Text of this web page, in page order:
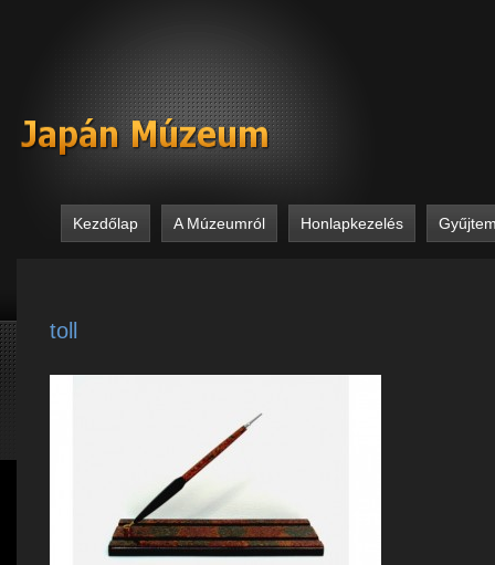
Kezdőlap A Múzeumról Honlapkezelés
toll